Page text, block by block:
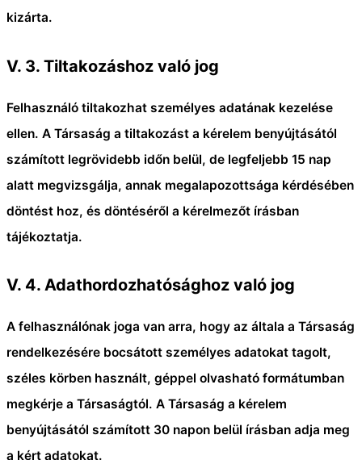
kizárta.
V. 3. Tiltakozáshoz való jog
Felhasználó tiltakozhat személyes adatának kezelése
ellen. A Társaság a tiltakozást a kérelem benyújtásától
számított legrövidebb időn belül, de legfeljebb 15 nap
alatt megvizsgálja, annak megalapozottsága kérdésében
döntést hoz, és döntéséről a kérelmezőt írásban
tájékoztatja.
V. 4. Adathordozhatósághoz való jog
A felhasználónak joga van arra, hogy az általa a Társaság
rendelkezésére bocsátott személyes adatokat tagolt,
széles körben használt, géppel olvasható formátumban
megkérje a Társaságtól. A Társaság a kérelem
benyújtásától számított 30 napon belül írásban adja meg
a kért adatokat.